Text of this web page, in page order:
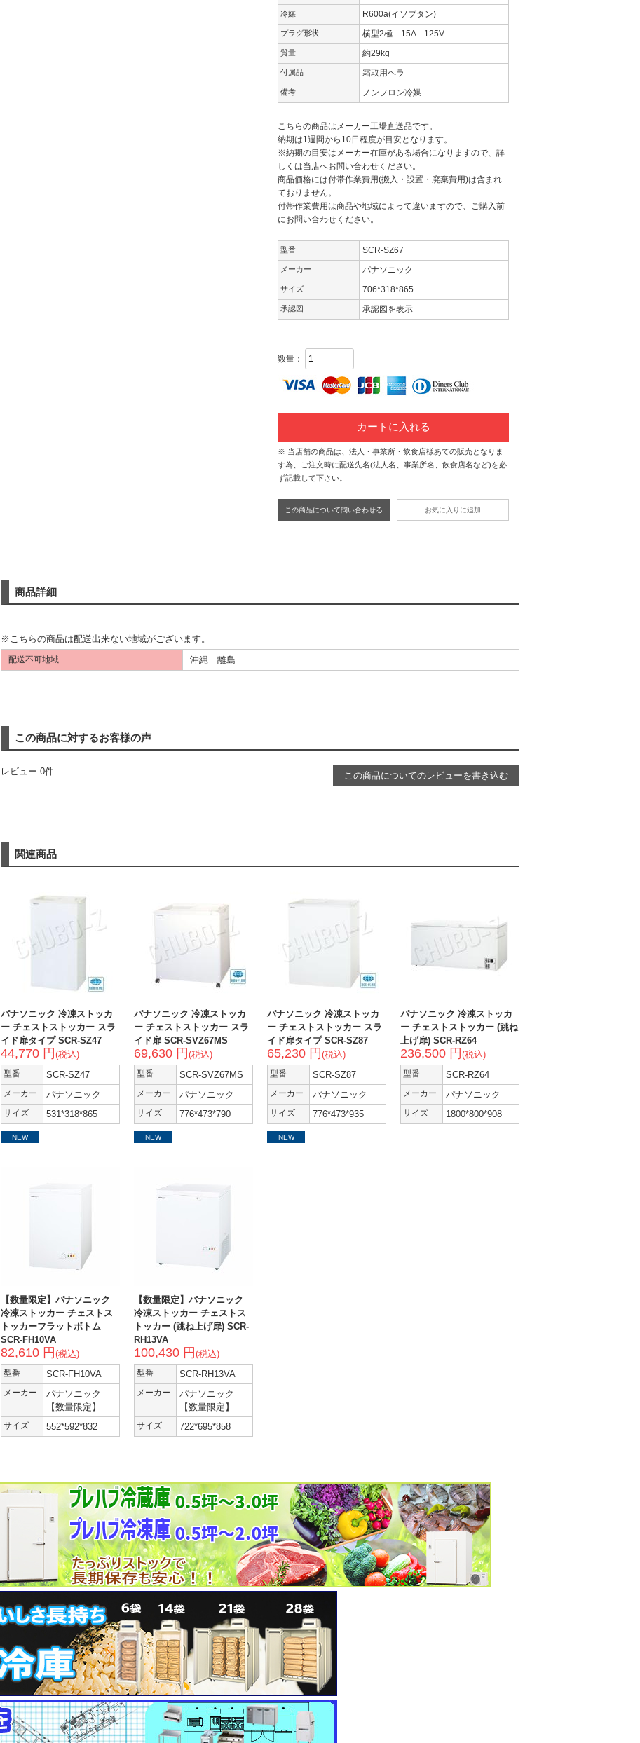
冷媒 R600a(イソブタン)
プラグ形状 横型2極 15A 125V
質量 約29kg
付属品 霜取用ヘラ
備考 ノンフロン冷媒
こちらの商品はメーカー工場直送品です。
納期は1週間から10日程度が目安となります。
※納期の目安はメーカー在庫がある場合になりますので、詳
しくは当店へお問い合わせください。
商品価格には付帯作業費用(搬入・設置・廃棄費用)は含まれ
ておりません。
付帯作業費用は商品や地域によって違いますので、ご購入前
にお問い合わせください。
型番 SCR-SZ67
メーカー パナソニック
サイズ 706*318*865
承認図 承認図を表示
数量：
カートに入れる
※ 当店舗の商品は、法人・事業所・飲食店様あての販売となりま
す為、ご注文時に配送先名(法人名、事業所名、飲食店名など)を必
ず記載して下さい。
この商品について問い合わせる お気に入りに追加
商品詳細
※こちらの商品は配送出来ない地域がございます。
配送不可地域 沖縄 離島
この商品に対するお客様の声
レビュー 0件 この商品についてのレビューを書き込む
関連商品
パナソニック 冷凍ストッカ
ー チェストストッカー スラ
イド扉タイプ SCR-SZ47
44,770 円 (税込)
型番 SCR-SZ47
メーカー パナソニック
サイズ 531*318*865
NEW
パナソニック 冷凍ストッカ
ー チェストストッカー スラ
イド扉 SCR-SVZ67MS
69,630 円 (税込)
型番 SCR-SVZ67MS
メーカー パナソニック
サイズ 776*473*790
NEW
パナソニック 冷凍ストッカ
ー チェストストッカー スラ
イド扉タイプ SCR-SZ87
65,230 円 (税込)
型番 SCR-SZ87
メーカー パナソニック
サイズ 776*473*935
NEW
パナソニック 冷凍ストッカ
ー チェストストッカー (跳ね
上げ扉) SCR-RZ64
236,500 円 (税込)
型番 SCR-RZ64
メーカー パナソニック
サイズ 1800*800*908
【数量限定】パナソニック
冷凍ストッカー チェストス
トッカーフラットボトム
SCR-FH10VA
82,610 円 (税込)
型番 SCR-FH10VA
メーカー
パナソニック
【数量限定】
サイズ 552*592*832
【数量限定】パナソニック
冷凍ストッカー チェストス
トッカー (跳ね上げ扉) SCR-
RH13VA
100,430 円 (税込)
型番 SCR-RH13VA
メーカー
パナソニック
【数量限定】
サイズ 722*695*858